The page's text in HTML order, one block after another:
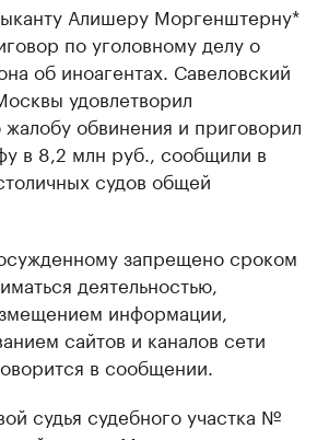
Алишеру Моргенштерну*
по уголовному делу о
об иноагентах. Савеловский
удовлетворил
обвинения и приговорил
в 8,2 млн руб., сообщили в
судов общей
запрещено сроком
деятельностью,
информации,
сайтов и каналов сети
в сообщении.
судья судебного участка №